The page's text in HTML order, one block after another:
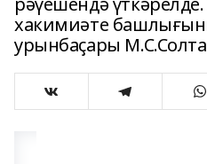
хакимиәте
урынбаҫары